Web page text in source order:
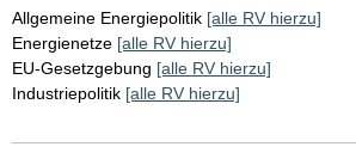
Allgemeine Energiepolitik [alle RV hierzu]
Energienetze [alle RV hierzu]
EU-Gesetzgebung [alle RV hierzu]
Industriepolitik [alle RV hierzu]